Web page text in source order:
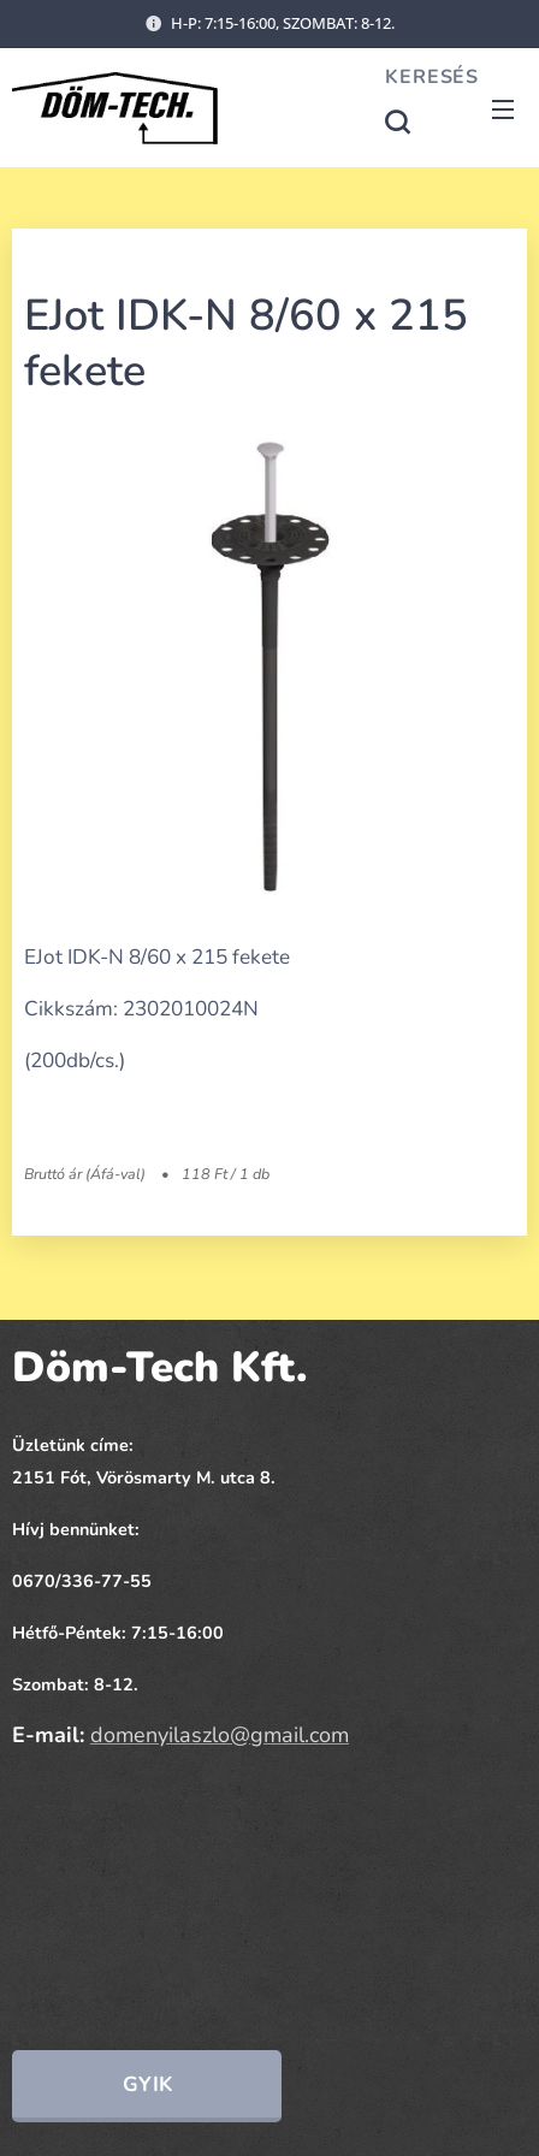
H-P: 7:15-16:00, SZOMBAT: 8-12.
KERESÉS
EJot IDK-N 8/60 x 215
fekete
EJot IDK-N 8/60 x 215 fekete
Cikkszám: 2302010024N
(200db/cs.)
Bruttó ár (Áfá-val) 118 Ft / 1 db
Döm-Tech Kft.
Üzletünk címe:
2151 Fót, Vörösmarty M. utca 8.
Hívj bennünket:
0670/336-77-55
Hétfő-Péntek: 7:15-16:00
Szombat: 8-12.
E-mail: domenyilaszlo@gmail.com
GYIK